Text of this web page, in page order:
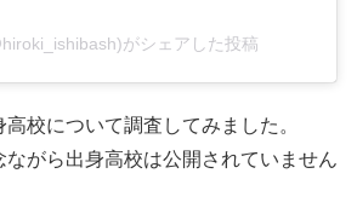
がシェアした投稿
校について調査してみました。
がら出身高校は公開されていません